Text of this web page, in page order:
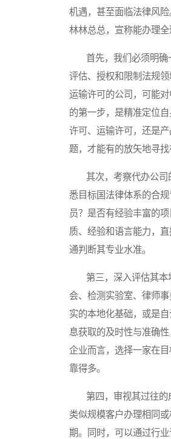
机遇，甚至面临法律风
林林总总，宣称能办理
首先，我们必须明确一
评估、授权和限制法规
运输许可的公司，可能
的第一步，是精准定位
许可、运输许可，还是
题，才能有的放矢地寻找
其次，考察代办公司
悉目标国法律体系的合
员？是否有经验丰富的
质、经验和语言能力，
通判断其专业水准。
第三，深入评估其本
会、检测实验室、律师
实的本地化基础，或是
息获取的及时性与准确
企业而言，选择一家在
靠得多。
第四，审视其过往的成
类似规模客户办理相同
期。同时，可以通过行